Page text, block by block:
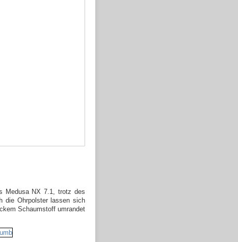
Medusa NX 7.1, trotz des
die Ohrpolster lassen sich
Schaumstoff umrandet